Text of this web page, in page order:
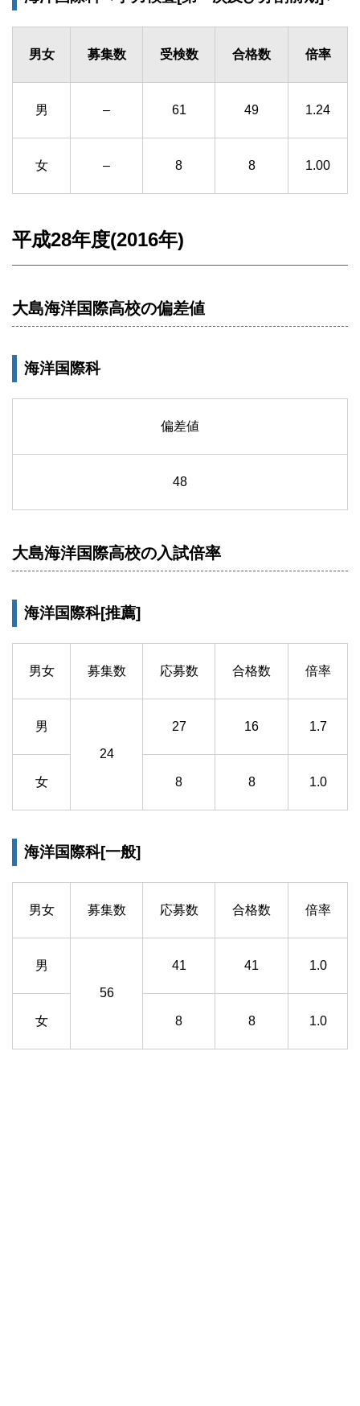
男女 募集数 受検数 合格数 倍率
男 – 61 49 1.24
女 – 8 8 1.00
平成28年度(2016年)
大島海洋国際高校の偏差値
海洋国際科
偏差値
48
大島海洋国際高校の入試倍率
海洋国際科[推薦]
男女 募集数 応募数 合格数 倍率
男
24
27 16 1.7
女 8 8 1.0
海洋国際科[一般]
男女 募集数 応募数 合格数 倍率
男
56
41 41 1.0
女 8 8 1.0